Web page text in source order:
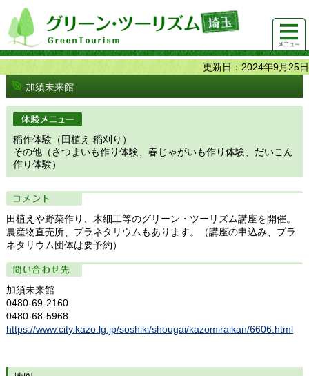
グリーンツーリズム埼玉 緑豊かな農山村で 楽しく！
美味しく！
メニュ
ー
更新日：2024年9月25日
加須未来館
体験メニュー
稲作体験（田植え 稲刈り）
その他（さつまいも作り体験、春じゃがいも作り体験、だいこん
作り体験）
コメント
田植えや野菜作り、木細工等のグリーン・ツーリズム講座を開催。
農産物直売所、プラネタリウムもあります。（講座の申込み、プラ
ネタリウム団体は要予約）
問い合わせ先
加須未来館
0480-69-2160
0480-68-5968
https://www.city.kazo.lg.jp/soshiki/shougai/kazomiraikan/6606.html